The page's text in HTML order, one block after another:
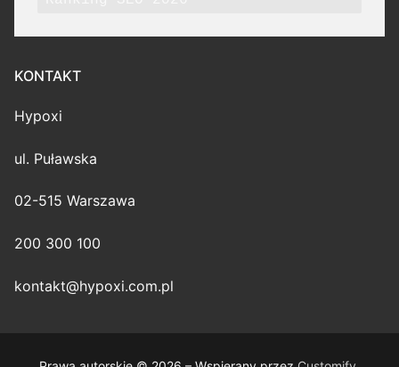
KONTAKT
Hypoxi
ul. Puławska
02-515 Warszawa
200 300 100
kontakt@hypoxi.com.pl